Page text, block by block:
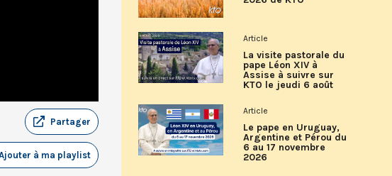
Partager
à ma playlist
Article
La visite pastorale du
pape Léon XIV à
Assise à suivre sur
KTO le jeudi 6 août
Article
Le pape en Uruguay,
Argentine et Pérou du
6 au 17 novembre
2026